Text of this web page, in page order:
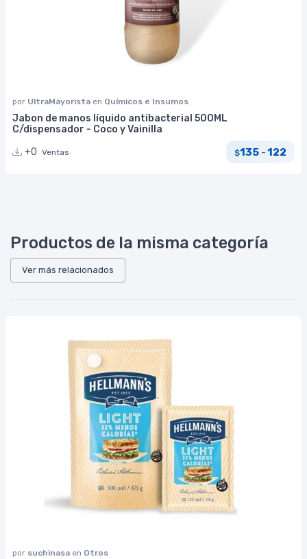
por UltraMayorista en Químicos e Insumos
Jabon de manos líquido antibacterial 500ML
C/dispensador - Coco y Vainilla
+0 Ventas $135 -122
Productos de la misma categoría
Ver más relacionados
por suchinasa en Otros